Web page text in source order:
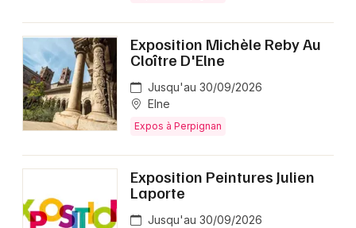
Exposition Michèle Reby Au
Cloître D'Elne
Jusqu'au 30/09/2026
Elne
Expos à Perpignan
Exposition Peintures Julien
Laporte
Jusqu'au 30/09/2026